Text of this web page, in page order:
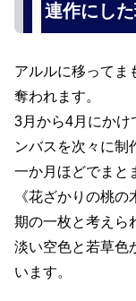
連作にし
アルルに移ってま
奪われます。
3月から4月にかけ
ンバスを次々に制
一か月ほどでまと
《花ざかりの桃
期の一枚と考えら
淡い空色と若草色
います。